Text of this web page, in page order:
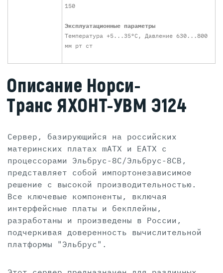
150
Эксплуатационные параметры
Температура +5...35°C, Давление 630...800
мм рт ст
Описание Норси-
Транс ЯХОНТ-УВМ Э124
Сервер, базирующийся на российских
материнских платах mATX и EATX с
процессорами Эльбрус-8С/Эльбрус-8СВ,
представляет собой импортонезависимое
решение с высокой производительностью.
Все ключевые компоненты, включая
интерфейсные платы и бекплейны,
разработаны и произведены в России,
подчеркивая доверенность вычислительной
платформы "Эльбрус".